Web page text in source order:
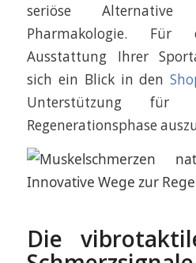
seriöse Alternative
Pharmakologie. Für
Ausstattung Ihrer
sich ein Blick in den
Unterstützung für
Regenerationsphase
Die